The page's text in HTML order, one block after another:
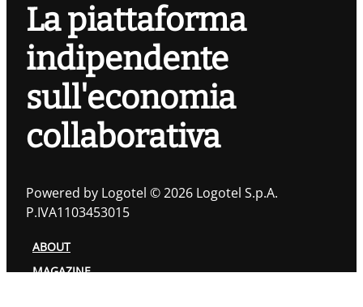
La piattaforma
indipendente
sull'economia
collaborativa
Powered by Logotel © 2026 Logotel S.p.A.
P.IVA1103453015
ABOUT
MAGAZINE